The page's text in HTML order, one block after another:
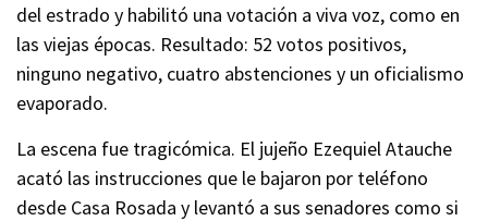
del estrado y habilitó una votación a viva voz, como en
las viejas épocas. Resultado: 52 votos positivos,
ninguno negativo, cuatro abstenciones y un oficialismo
evaporado.
La escena fue tragicómica. El jujeño Ezequiel Atauche
acató las instrucciones que le bajaron por teléfono
desde Casa Rosada y levantó a sus senadores como si